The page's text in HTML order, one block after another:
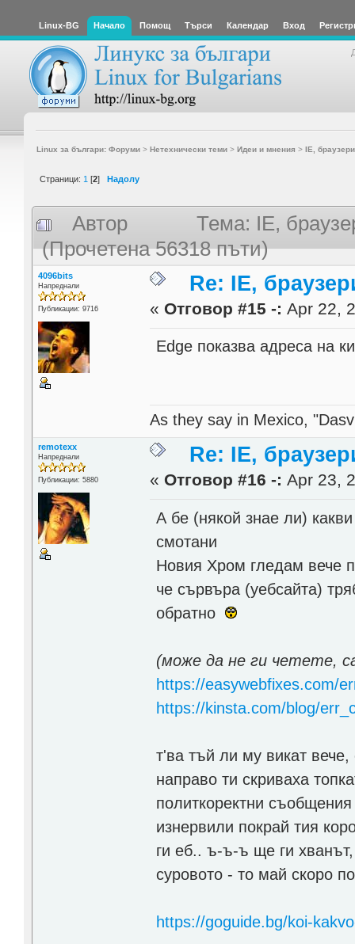
Linux-BG Начало Помощ Търси Календар Вход
Linux за българи: Форуми> Нетехнически теми> Идеи и мнения > IE,
Страници: 1 [2] Надолу
Автор
Тема: IE,
(Прочетена 56318 пъти)
4096bits
Напреднали
Публикации: 9716
Re: IE,
« Отговор #15 -: Apr 22,
Edge показва адреса на
As they say in Mexico,
remotexx
Напреднали
Публикации: 5880
Re: IE,
« Отговор #16 -: Apr 23,
А бе (някой знае ли)
смотани
Новия Хром глeдам вече
че сървъра (уебсайта)
обратно
(може да не ги четете,
https://easywebfixes.com/
https://kinsta.com/blog/
т'ва тъй ли му викат
направо ти скриваха
политкоректни
изнервили покрай тия
ги еб.. ъ-ъ-ъ ще ги хванът,
суровото - то май скоро
https://goguide.bg/koi-